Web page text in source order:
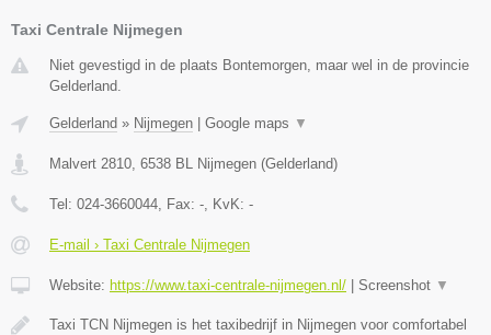
Taxi Centrale Nijmegen
Niet gevestigd in de plaats Bontemorgen, maar wel in de provincie
Gelderland.
Gelderland » Nijmegen Google maps ▼
Malvert 2810, 6538 BL Nijmegen (Gelderland)
Tel: 024-3660044, Fax: -, KvK: -
E-mail › Taxi Centrale Nijmegen
Website: https://www.taxi-centrale-nijmegen.nl/ Screenshot ▼
Taxi TCN Nijmegen is het taxibedrijf in Nijmegen voor comfortabel